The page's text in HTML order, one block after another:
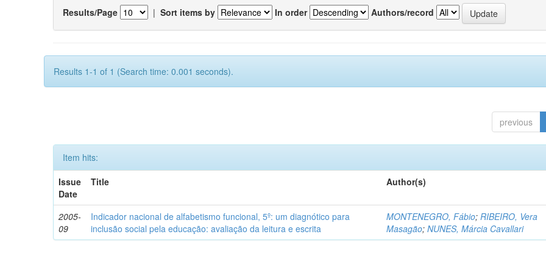
Results/Page | Sort items by In order Authors/record
Results 1-1 of 1 (Search time: 0.001 seconds).
previous
Item hits:
Issue
Date
Title Author(s)
2005-
09
Indicador nacional de alfabetismo funcional, 5º: um diagnótico para
inclusão social pela educação: avaliação da leitura e escrita
MONTENEGRO, Fábio; RIBEIRO, Vera
Masagão; NUNES, Márcia Cavallari